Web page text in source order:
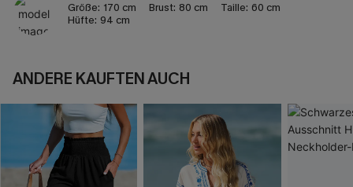
Größe: 170 cm Brust: 80 cm Taille: 60 cm
Hüfte: 94 cm
ANDERE KAUFTEN AUCH